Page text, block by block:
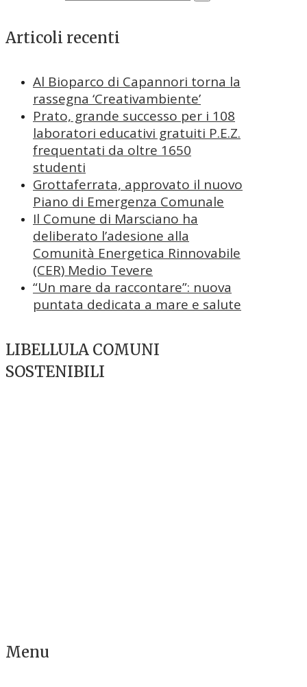
Articoli recenti
Al Bioparco di Capannori torna la
rassegna ‘Creativambiente’
Prato, grande successo per i 108
laboratori educativi gratuiti P.E.Z.
frequentati da oltre 1650
studenti
Grottaferrata, approvato il nuovo
Piano di Emergenza Comunale
Il Comune di Marsciano ha
deliberato l’adesione alla
Comunità Energetica Rinnovabile
(CER) Medio Tevere
“Un mare da raccontare”: nuova
puntata dedicata a mare e salute
LIBELLULA COMUNI
SOSTENIBILI
Menu